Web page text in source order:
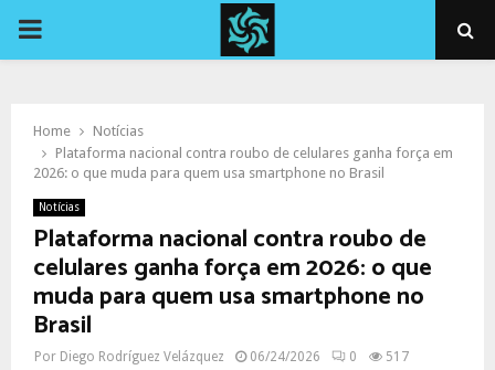
PRIMARY
Home
Notícias
Plataforma nacional contra roubo de celulares ganha força em
2026: o que muda para quem usa smartphone no Brasil
Notícias
Plataforma nacional contra roubo de
celulares ganha força em 2026: o que
muda para quem usa smartphone no
Brasil
Por Diego Rodríguez Velázquez 06/24/2026 0 517